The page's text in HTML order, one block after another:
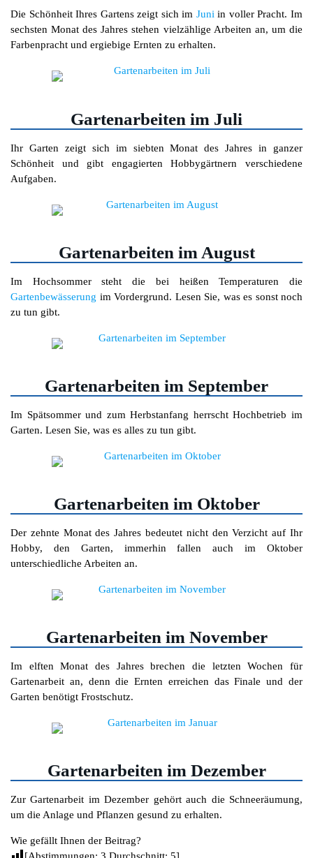
Die Schönheit Ihres Gartens zeigt sich im Juniin voller Pracht. Im
sechsten Monat des Jahres stehen vielzählige Arbeiten an, um die
Farbenpracht und ergiebige Ernten zu erhalten.
Gartenarbeiten im Juli
Ihr Garten zeigt sich im siebten Monat des Jahres in ganzer
Schönheit und gibt engagierten Hobbygärtnern verschiedene
Aufgaben.
Gartenarbeiten im August
Im Hochsommer steht die bei heißen Temperaturen die
Gartenbewässerung im Vordergrund. Lesen Sie, was es sonst noch
zu tun gibt.
Gartenarbeiten im September
Im Spätsommer und zum Herbstanfang herrscht Hochbetrieb im
Garten. Lesen Sie, was es alles zu tun gibt.
Gartenarbeiten im Oktober
Der zehnte Monat des Jahres bedeutet nicht den Verzicht auf Ihr
Hobby, den Garten, immerhin fallen auch im Oktober
unterschiedliche Arbeiten an.
Gartenarbeiten im November
Im elften Monat des Jahres brechen die letzten Wochen für
Gartenarbeit an, denn die Ernten erreichen das Finale und der
Garten benötigt Frostschutz.
Gartenarbeiten im Dezember
Zur Gartenarbeit im Dezember gehört auch die Schneeräumung,
um die Anlage und Pflanzen gesund zu erhalten.
Wie gefällt Ihnen der Beitrag?
[Abstimmungen: 3 Durchschnitt: 5]